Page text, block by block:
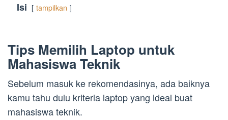
Isi tampilkan
Tips Memilih Laptop untuk
Mahasiswa Teknik
Sebelum masuk ke rekomendasinya, ada baiknya
kamu tahu dulu kriteria laptop yang ideal buat
mahasiswa teknik.